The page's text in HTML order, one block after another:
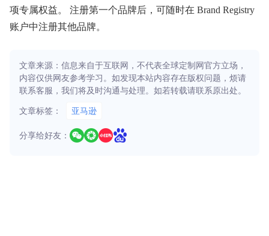
项专属权益。 注册第一个品牌后，可随时在 Brand Registry
账户中注册其他品牌。
文章来源：信息来自于互联网，不代表全球定制网官方立场，
内容仅供网友参考学习。如发现本站内容存在版权问题，烦请
联系客服，我们将及时沟通与处理。如若转载请联系原出处。
文章标签： 亚马逊
分享给好友：